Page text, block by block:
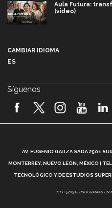
Aula Futura:
(video)
2026! (video)
¿Cómo es el
Vida Tec:
CAMBIAR IDIOMA
ES
Síguenos
AV. EUGENIO GARZA SADA 2501
MONTERREY, NUEVO LEÓN, MÉXICO |
TECNOLÓGICO Y DE ESTUDIOS
*DEC-520912 PROGRAMAS EN